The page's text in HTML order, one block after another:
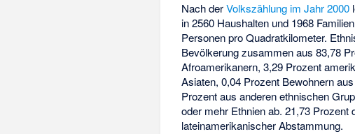
Nach derVolkszählung im Jahr 2000
in 2560 Haushalten und 1968
Personen pro Quadratkilometer.
Bevölkerung zusammen aus 83,78
Afroamerikanern, 3,29 Prozent
Asiaten, 0,04 Prozent Bewohnern
Prozent aus anderen ethnischen
oder mehr Ethnien ab. 21,73
lateinamerikanischer Abstammung.